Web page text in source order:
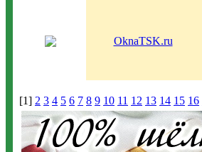
OknaTSK.ru
[1] 2 3 4 5 6 7 8 9 10 11 12 13 14 15 16